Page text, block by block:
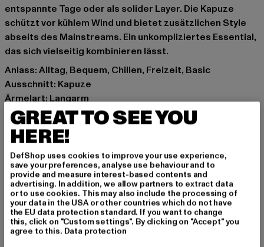
entspannte Tage oder als solider Layer. Die Kapuze
schützt vor kühlem Wind und bietet zusätzlichen Style
abseits des Mainstreams. Ein unkompliziertes Essential,
das sich vielseitig kombinieren lässt.
Anlass: Alltag, Bequem, Chillen, Freizeit, Basic
Ausschnitt: Kapuze
Ärmelart: Langarm
Schnitt: Oversize
Marke: Urban Classics
Kat.: Hoodies
Farbe: schwarz
Hersteller Farbe: black
Materialzusammensetzung: 100% Baumwolle
Art.Nr: TB7270-00007
Hersteller: TB International GmbH |info@tbint.de
Dr.-Robert-Murjahn-Straße 7 | 64372 Ober-Ramstadt |
GREAT TO SEE YOU
HERE!
DefShop uses cookies to improve your use experience,
save your preferences, analyse use behaviour and to
provide and measure interest-based contents and
advertising. In addition, we allow partners to extract data
or to use cookies. This may also include the processing of
your data in the USA or other countries which do not have
the EU data protection standard. If you want to change
this, click on "Custom settings". By clicking on "Accept" you
agree to this. Data protection